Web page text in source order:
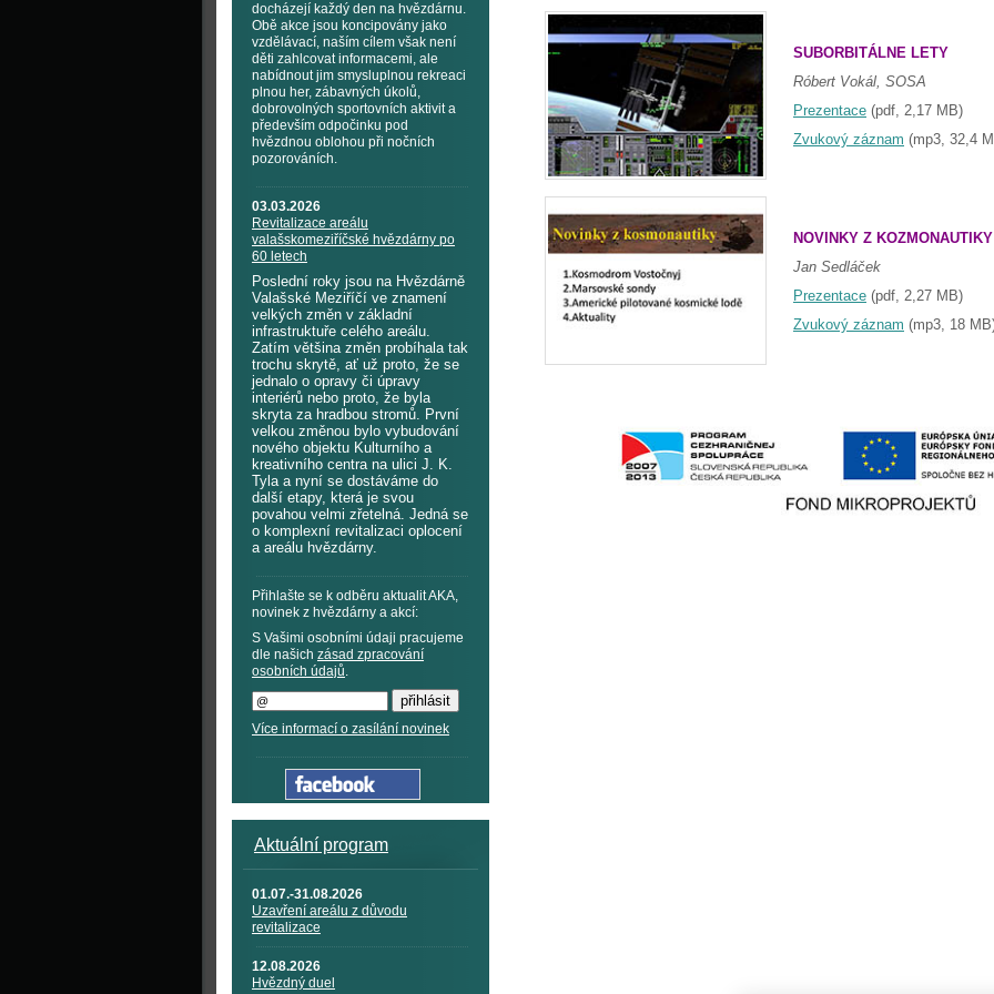
docházejí každý den na hvězdárnu.
Obě akce jsou koncipovány jako
vzdělávací, naším cílem však není
děti zahlcovat informacemi, ale
nabídnout jim smysluplnou rekreaci
plnou her, zábavných úkolů,
dobrovolných sportovních aktivit a
především odpočinku pod
hvězdnou oblohou při nočních
pozorováních.
03.03.2026
Revitalizace areálu
valašskomeziříčské hvězdárny po
60 letech
Poslední roky jsou na Hvězdárně
Valašské Meziříčí ve znamení
velkých změn v základní
infrastruktuře celého areálu.
Zatím většina změn probíhala tak
trochu skrytě, ať už proto, že se
jednalo o opravy či úpravy
interiérů nebo proto, že byla
skryta za hradbou stromů. První
velkou změnou bylo vybudování
nového objektu Kulturního a
kreativního centra na ulici J. K.
Tyla a nyní se dostáváme do
další etapy, která je svou
povahou velmi zřetelná. Jedná se
o komplexní revitalizaci oplocení
a areálu hvězdárny.
Přihlašte se k odběru aktualit AKA,
novinek z hvězdárny a akcí:
S Vašimi osobními údaji pracujeme
dle našich zásad zpracování
osobních údajů.
Více informací o zasílání novinek
Aktuální program
01.07.-31.08.2026
Uzavření areálu z důvodu
revitalizace
12.08.2026
Hvězdný duel
SUBORBITÁLNE LETY
Róbert Vokál, SOSA
Prezentace (pdf, 2,17 MB)
Zvukový záznam (mp3, 32,4
NOVINKY Z KOZMONAUTIKY
Jan Sedláček
Prezentace (pdf, 2,27 MB)
Zvukový záznam (mp3, 18